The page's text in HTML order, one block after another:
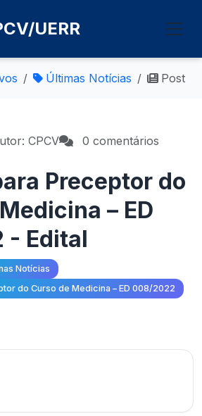
UERR
Últimas Notícias Post
CPCV 0 comentários
Preceptor do
– ED
- Edital
Notícias
do Curso de Medicina – ED 008/2022